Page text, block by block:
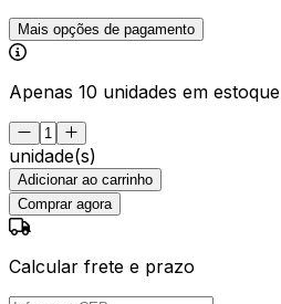
Mais opções de pagamento
Apenas 10 unidades em estoque
unidade(s)
Adicionar ao carrinho
Comprar agora
Calcular frete e prazo